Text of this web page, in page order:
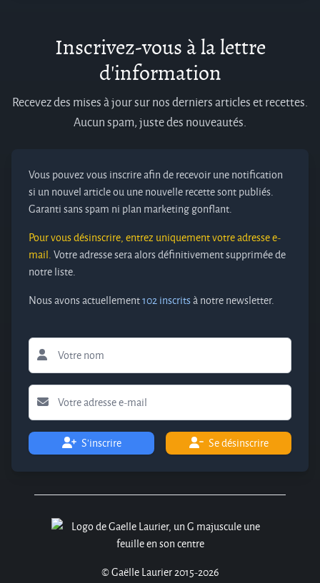
Inscrivez-vous à la lettre
d'information
Recevez des mises à jour sur nos derniers articles et recettes.
Aucun spam, juste des nouveautés.
Vous pouvez vous inscrire afin de recevoir une notification
si un nouvel article ou une nouvelle recette sont publiés.
Garanti sans spam ni plan marketing gonflant.
Pour vous désinscrire, entrez uniquement votre adresse e-
mail.Votre adresse sera alors définitivement supprimée de
notre liste.
Nous avons actuellement102 inscritsà notre newsletter.
S'inscrire Se désinscrire
© Gaëlle Laurier 2015-2026